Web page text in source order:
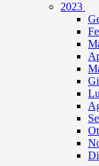
2023